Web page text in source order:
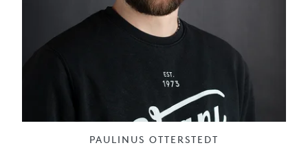
PAULINUS OTTERSTEDT